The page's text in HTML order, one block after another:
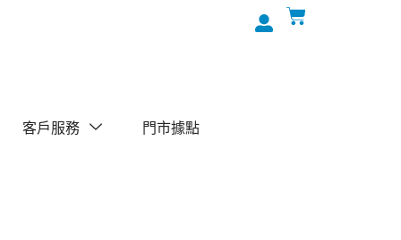
客戶服務 門市據點